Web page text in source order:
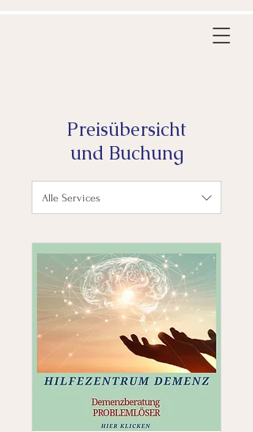
Preisübersicht
und Buchung
Alle Services